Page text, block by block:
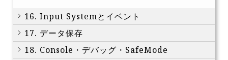
16. Input Systemとイベント
17. データ保存
18. Console・デバッグ・SafeMode